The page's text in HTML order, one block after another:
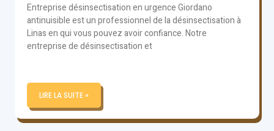
Entreprise désinsectisation en urgence Giordano
antinuisible est un professionnel de la désinsectisation à
Linas en qui vous pouvez avoir confiance. Notre
entreprise de désinsectisation et
LIRE LA SUITE »